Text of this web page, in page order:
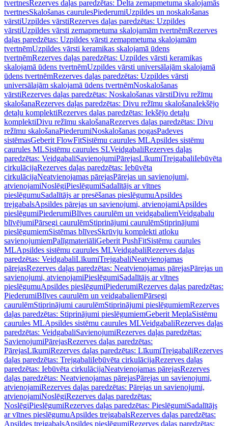
tvertnesRezerves daļas paredzētas: Delta zemapmetuma skalojamās
tvertnesSkalošanas caurulesPiederumiUzpildes un noskalošanas
vārstiUzpildes vārstiRezerves daļas paredzētas: Uzpildes
vārstiUzpildes vārsti zemapmetuma skalojamām tvertnēmRezerves
daļas paredzētas: Uzpildes vārsti zemapmetuma skalojamām
tvertnēmUzpildes vārsti keramikas skalojamā ūdens
tvertnēmRezerves daļas paredzētas: Uzpildes vārsti keramikas
skalojamā ūdens tvertnēmUzpildes vārsti universālajām skalojamā
ūdens tvertnēmRezerves daļas paredzētas: Uzpildes vārsti
universālajām skalojamā ūdens tvertnēmNoskalošanas
vārstiRezerves daļas paredzētas: Noskalošanas vārstiDivu režīmu
skalošanaRezerves daļas paredzētas: Divu režīmu skalošanaIekšējo
detaļu komplektiRezerves daļas paredzētas: Iekšējo detaļu
komplektiDivu režīmu skalošanaRezerves daļas paredzētas: Divu
režīmu skalošanaPiederumiNoskalošanas pogasPadeves
sistēmasGeberit FlowFitSistēmu caurules MLApsildes sistēmu
caurules MLSistēmu caurules SLVeidgabaliRezerves daļas
paredzētas: VeidgabaliSavienojumiPārejasLīkumiTrejgabaliIebūvēta
cirkulācijaRezerves daļas paredzētas: Iebūvēta
cirkulācijaNeatvienojamas pārejasPārejas un savienojumi,
atvienojamiNoslēgiPieslēgumiSadalītājs ar vītnes
pieslēgumuSadalītājs ar presēšanas pieslēgumuApsildes
trejgabalsApsildes pārejas un savienojumi, atvienojamiApsildes
pieslēgumiPiederumiBlīves caurulēm un veidgabaliemVeidgabalu
blīvējumiPārsegi caurulēmStiprinājumi caurulēmStiprinājumi
pieslēgumiemSistēmas blīvesSkrūvju komplekti atloku
savienojumiemPalīgmateriāliGeberit PushFitSistēmu caurules
MLApsildes sistēmu caurules MLVeidgabaliRezerves daļas
paredzētas: VeidgabaliLīkumiTrejgabaliNeatvienojamas
pārejasRezerves daļas paredzētas: Neatvienojamas pārejasPārejas un
savienojumi, atvienojamiPieslēgumiSadalītājs ar vītnes
pieslēgumuApsildes pieslēgumiPiederumiRezerves daļas paredzētas:
PiederumiBlīves caurulēm un veidgabaliemPārsegi
caurulēmStiprinājumi caurulēmStiprinājumi pieslēgumiemRezerves
daļas paredzētas: Stiprinājumi pieslēgumiemGeberit MeplaSistēmu
caurules MLApsildes sistēmu caurules MLVeidgabaliRezerves daļas
paredzētas: VeidgabaliSavienojumiRezerves daļas paredzētas:
SavienojumiPārejasRezerves daļas paredzētas:
PārejasLīkumiRezerves daļas paredzētas: LīkumiTrejgabaliRezerves
daļas paredzētas: TrejgabaliIebūvēta cirkulācijaRezerves daļas
paredzētas: Iebūvēta cirkulācijaNeatvienojamas pārejasRezerves
daļas paredzētas: Neatvienojamas pārejasPārejas un savienojumi,
atvienojamiRezerves daļas paredzētas: Pārejas un savienojumi,
atvienojamiNoslēgiRezerves daļas paredzētas:
NoslēgiPieslēgumiRezerves daļas paredzētas: PieslēgumiSadalītājs
ar vītnes pieslēgumuApsildes trejgabalsRezerves daļas paredzētas:
Apsildes trejgabalsApsildes pieslēgumiRezerves daļas paredzētas: